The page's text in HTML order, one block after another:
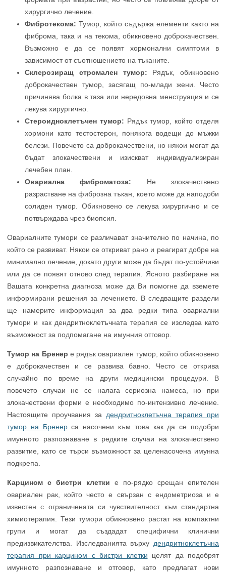
хирургично лечение.
Фибротекома: Тумор, който съдържа елементи както на
фиброма, така и на текома, обикновено доброкачествен.
Възможно е да се появят хормонални симптоми в
зависимост от съотношението на тъканите.
Склерозиращ стромален тумор: Рядък, обикновено
доброкачествен тумор, засягащ по-млади жени. Често
причинява болка в таза или нередовна менструация и се
лекува хирургично.
Стероидноклетъчен тумор: Рядък тумор, който отделя
хормони като тестостерон, понякога водещи до мъжки
белези. Повечето са доброкачествени, но някои могат да
бъдат злокачествени и изискват индивидуализиран
лечебен план.
Овариална фиброматоза: Не злокачествено
разрастване на фиброзна тъкан, което може да наподоби
солиден тумор. Обикновено се лекува хирургично и се
потвърждава чрез биопсия.
Овариалните тумори се различават значително по начина, по
който се развиват. Някои се откриват рано и реагират добре на
минимално лечение, докато други може да бъдат по-устойчиви
или да се появят отново след терапия. Ясното разбиране на
Вашата конкретна диагноза може да Ви помогне да вземете
информирани решения за лечението. В следващите раздели
ще намерите информация за два редки типа овариални
тумори и как дендритноклетъчната терапия се изследва като
възможност за подпомагане на имунния отговор.
Тумор на Бренер е рядък овариален тумор, който обикновено
е доброкачествен и се развива бавно. Често се открива
случайно по време на други медицински процедури. В
повечето случаи не се налага сериозна намеса, но при
злокачествени форми е необходимо по-интензивно лечение.
Настоящите проучвания за дендритноклетъчна терапия при
тумор на Бренерса насочени към това как да се подобри
имунното разпознаване в редките случаи на злокачествено
развитие, като се търси възможност за целенасочена имунна
подкрепа.
Карцином с бистри клетки е по-рядко срещан епителен
овариален рак, който често е свързан с ендометриоза и е
известен с ограничената си чувствителност към стандартна
химиотерапия. Тези тумори обикновено растат на компактни
групи и могат да създадат специфични клинични
предизвикателства. Изследванията върху дендритноклетъчна
терапия при карцином с бистри клетки целят да подобрят
имунното разпознаване и отговор, като предлагат нови